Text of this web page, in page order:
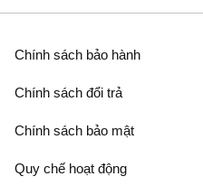
Chính sách bảo hành
Chính sách đổi trả
Chính sách bảo mật
Quy chế hoạt động